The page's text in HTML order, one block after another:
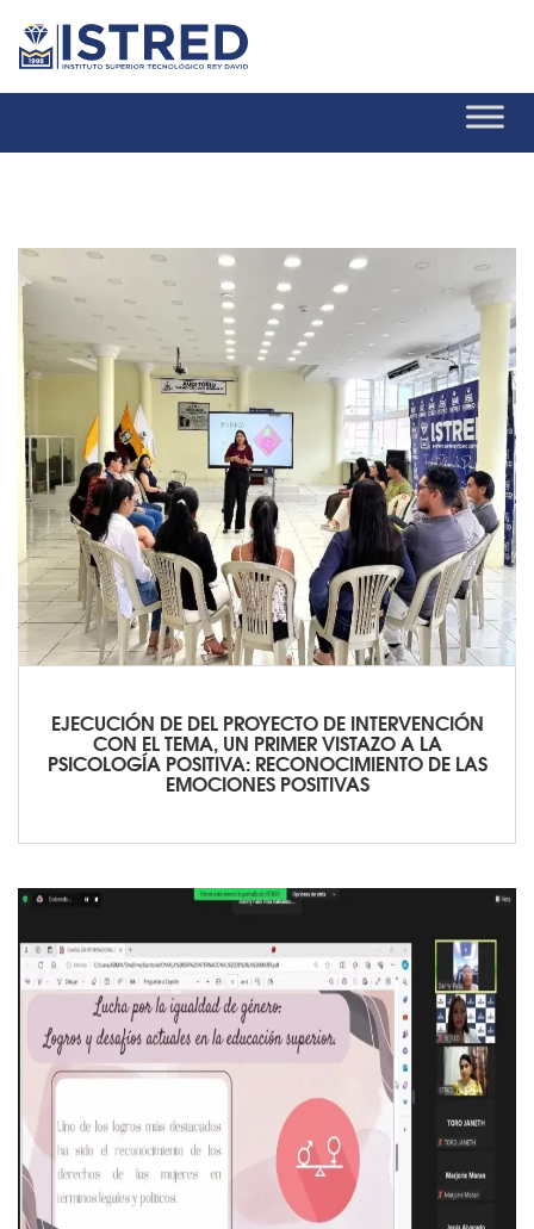
EJECUCIÓN DE DEL PROYECTO DE INTERVENCIÓN
CON EL TEMA, UN PRIMER VISTAZO A LA
PSICOLOGÍA POSITIVA: RECONOCIMIENTO DE LAS
EMOCIONES POSITIVAS